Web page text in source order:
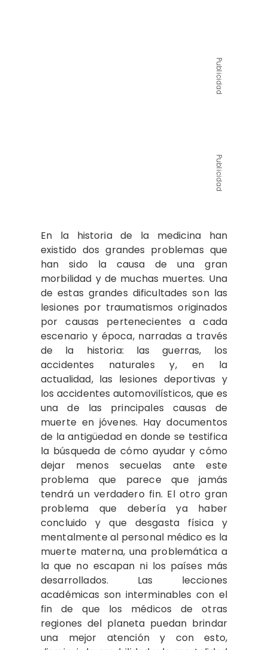
Publicidad
Publicidad
En la historia de la medicina han
existido dos grandes problemas que
han sido la causa de una gran
morbilidad y de muchas muertes. Una
de estas grandes dificultades son las
lesiones por traumatismos originados
por causas pertenecientes a cada
escenario y época, narradas a través
de la historia: las guerras, los
accidentes naturales y, en la
actualidad, las lesiones deportivas y
los accidentes automovilísticos, que es
una de las principales causas de
muerte en jóvenes. Hay documentos
de la antigüedad en donde se testifica
la búsqueda de cómo ayudar y cómo
dejar menos secuelas ante este
problema que parece que jamás
tendrá un verdadero fin. El otro gran
problema que debería ya haber
concluido y que desgasta física y
mentalmente al personal médico es la
muerte materna, una problemática a
la que no escapan ni los países más
desarrollados. Las lecciones
académicas son interminables con el
fin de que los médicos de otras
regiones del planeta puedan brindar
una mejor atención y con esto,